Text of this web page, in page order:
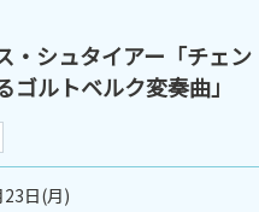
・シュタイアー「チェン
ゴルトベルク変奏曲」
日(月)